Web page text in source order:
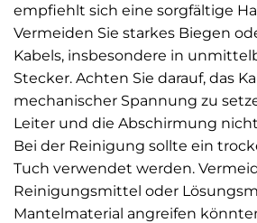
empfiehlt sich eine sorgfältige
Vermeiden Sie starkes Biegen
Kabels, insbesondere in
Stecker. Achten Sie darauf, das
mechanischer Spannung zu
Leiter und die Abschirmung
Bei der Reinigung sollte ein
Tuch verwendet werden.
Reinigungsmittel oder
Mantelmaterial angreifen